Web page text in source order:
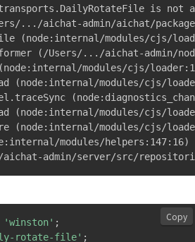
is not
.. ./aichat-admin/aichat/
(node:internal/modules/cjs/
( /Users/.. ./aichat-admin/
(node:internal/modules/cjs/
(node:internal/modules/cjs/
(
(node:internal/modules/cjs/
(node:internal/modules/cjs/
modules/helpers:147:16)
admin/server/src/
'winston' ;
rotate-file' ;
Copy